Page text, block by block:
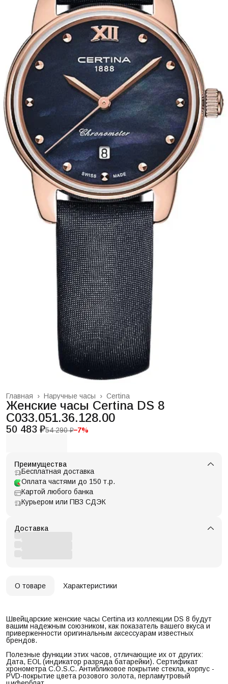
Certina
Наручные часы ›
Главная ›
Женские часы Certina DS 8
C033.051.36.128.00
50 483 ₽54 290 ₽−7%
Преимущества
Бесплатная доставка
Оплата частями до 150 т.р.
Картой любого банка
Курьером или ПВЗ СДЭК
Доставка
О товаре Характеристики
Швейцарские женские часы Certina из коллекции DS 8 будут
вашим надежным союзником, как показатель вашего вкуса и
приверженности оригинальным аксессуарам известных
брендов.
Полезные функции этих часов, отличающие их от других:
Дата, EOL (индикатор разряда батарейки). Сертификат
хронометра C.O.S.C. Антибликовое покрытие стекла, корпус -
PVD-покрытие цвета розового золота, перламутровый